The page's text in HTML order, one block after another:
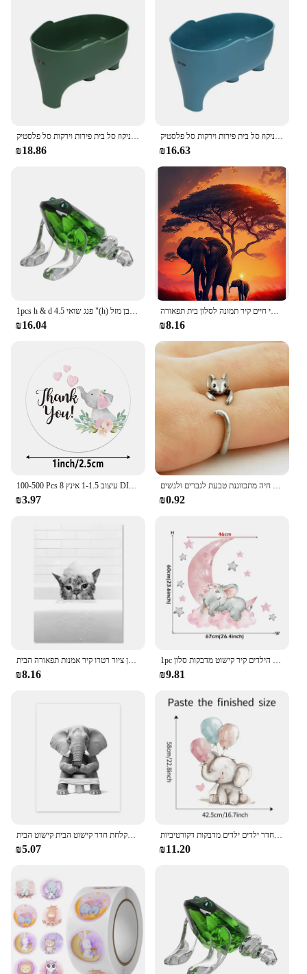
פיל ניקוז סל רב תכליתי אחסון מטבח ניקוז סל בית פירות וירקות סל פלסטיק
₪18.86
פיל ניקוז סל פלסטיק רב תכליתי אחסון מטבח ניקוז סל בית פירות וירקות סל פלסטיק
₪16.63
1pcs h & d פנג שואי 4.5 "(h) פסל קריסטל תאילנדי עם תא המטען למעלה עושר פיבן מזל figשתן בית משרד תפאורה הבית מתנה
₪16.04
מופשט פיל שקיעה בעלי החיים אמנות פוסטר ולהדפיס בד ציור אפריקה פראי חיים קיר תמונה לסלון בית תפאורה
₪8.16
100-500 Pcs 8 עיצוב 1-1.5 אינץ DIY פיל דקור מעטפת אריזת תודה דביק הערה דבק תוויות מתנה חותם מדבקות
₪3.97
חומר חדש באיכות גבוהה רטרו עכבר פיל קריקטורה חיה מתכווננת טבעת לגברים ולנשים
₪0.92
אמבטיה נורדי אמבטיה חיות פוסטר פיל פינגווין ג 'ירפה אמבטיה אמבטיה שחור בד לבן ציור רטרו קיר אמנות תפאורה הבית
₪8.16
1pc קריקטורה קיר פיל מדבקות חדר שינה קיר חדר השינה חדר הילדים קיר חדר הילדים קיר קישוט מדבקות סלון
₪9.81
חתול ג 'ירפה פיל אסלה נייר טואלט אמבטיה מצחיק פוסטר הדפס בד ציור קיר אמנות מקלחת חדר קישוט הבית קישוט הבית
₪5.07
קריקטורה פיל מדבקות לחדרי ילדים ילדים כדור בלון קיר מדבקות קיר חדר שינה חדר הילדים חדר ילדים ילדים מדבקות דקורטיביות
₪11.20